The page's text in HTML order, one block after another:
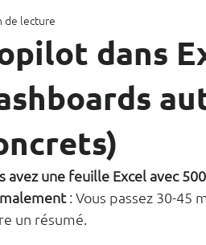
dans
de lecture
avez une feuille Excel avec
: Vous passez 30-45
un résumé.